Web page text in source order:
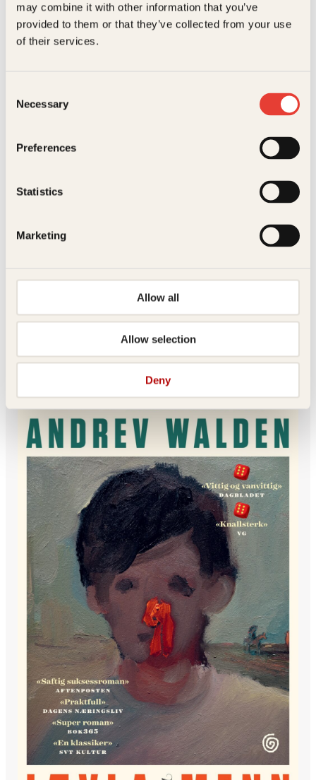
may combine it with other information that you’ve
provided to them or that they’ve collected from your use
of their services.
Selection
Necessary
Preferences
Statistics
Marketing
Allow all
Allow selection
Deny
Flere utdrag
Eksklusivt utdrag fra ny bok i
Millennium-serien: Gaupas klo
Millennium-serie, Sveriges største boksuksess noensinne,
med over 100 millioner solgte eksemplarer verden over. Boka